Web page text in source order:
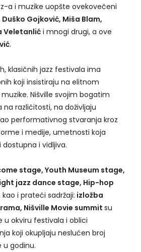
a i muzike uopšte ovekovečeni
Gojković, Miša Blam,
Veletanlići mnogi drugi, a ove
.
klasičnih jazz festivala ima
koji insistiraju na elitnom
Nišville svojim bogatim
različitosti, na doživljaju
performativnog stvaranja kroz
i medije, umetnosti koja
i vidljiva.
stage, Youth Museum stage,
jazz dance stage, Hip-hop
kao i prateći sadržaji: izložba
Nišville Movie summit su
u okviru festivala i oblici
koji okupljaju neslućen broj
u godinu.